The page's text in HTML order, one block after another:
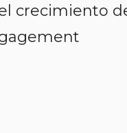
crecimiento